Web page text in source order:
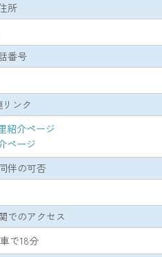
所
番号
リンク
紹介ページ
ページ
伴の可否
でのアクセス
で18分